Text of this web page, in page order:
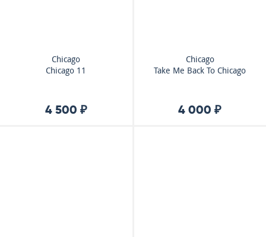
Chicago
Chicago 11
4 500 ₽
Chicago
Take Me Back To Chicago
4 000 ₽